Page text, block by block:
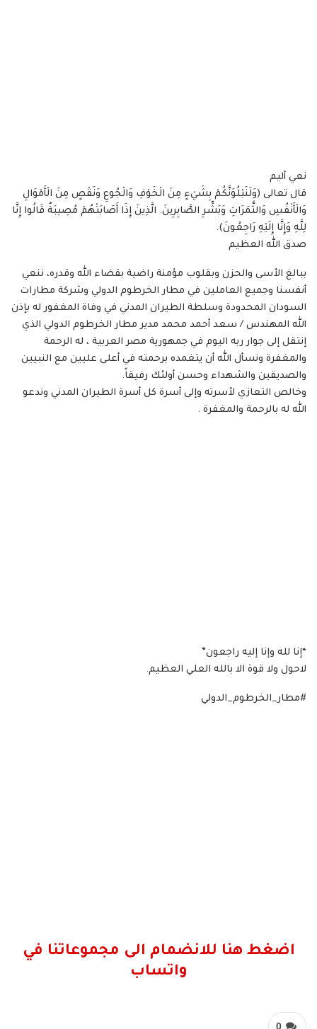
نعي أليم
قال تعالى (وَلَنَبْلُوَنَّكُمْ بِشَيْءٍ مِنَ الْخَوْفِ وَالْجُوعِ وَنَقْصٍ مِنَ الْأَمْوَالِ
وَالْأَنْفُسِ وَالثَّمَرَاتِ وَبَشِّرِ الصَّابِرِينَ. الَّذِينَ إِذَا أَصَابَتْهُمْ مُصِيبَةٌ قَالُوا إِنَّا
لِلَّهِ وَإِنَّا إِلَيْهِ رَاجِعُونَ).
صدق الله العظيم
ببالغ اﻷ‌سى والحزن وبقلوب مؤمنة راضية بقضاء الله وقدره، ننعي
أنفسنا وجميع العاملين في مطار الخرطوم الدولي وشركة مطارات
السودان المحدودة وسلطة الطيران المدني في وفاة المغفور له بإذن
الله المهندس / سعد أحمد محمد مدير مطار الخرطوم الدولي الذي
إنتقل إلى جوار ربه اليوم في جمهورية مصر العربية ، له الرحمة
والمغفرة ونسأل الله أن يتغمده برحمته في أعلى عليين مع النبيين
والصديقين والشهداء وحسن أولئك رفيقاً.
وخالص التعازي لأسرته وإلى أسرة كل أسرة الطيران المدني وندعو
الله له بالرحمة والمغفرة .
“إنا لله وإنا إليه راجعون”
لاحول ولا قوة الا بالله العلي العظيم.
#مطار_الخرطوم_الدولي
اضغط هنا للانضمام الى مجموعاتنا في
واتساب
0